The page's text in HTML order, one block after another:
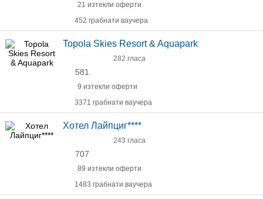
21 изтекли оферти
452 грабнати ваучера
Topola Skies Resort & Aquapark
282 гласа
581
9 изтекли оферти
3371 грабнати ваучера
Хотел Лайпциг****
243 гласа
707
89 изтекли оферти
1483 грабнати ваучера